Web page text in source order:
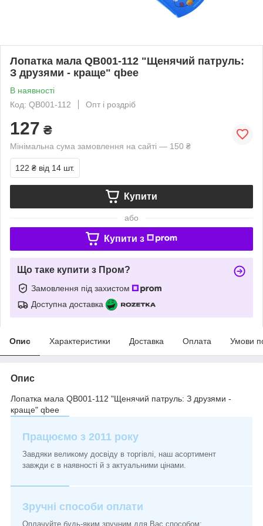
Лопатка мала QB001-112 "Щенячий патруль:
З друзями - краще" qbee
В наявності
Код: QB001-112
Опт і роздріб
127 ₴
Мінімальна сума замовлення на сайті — 150 ₴
122 ₴ від 14 шт.
Купити
або
Купити з
Що таке купити з Пром?
Замовлення під захистом
Доступна доставка
Опис Характеристики Доставка Оплата Умови
Опис
Лопатка мала QB001-112 "Щенячий патруль: З друзями -
краще" qbee
Працюємо з 2011 року
Завдяки великому досвіду в торгівлі, наш асортимент
завжди є в наявності й з актуальними цінами.
Зручні способи оплати
Оплачуйте будь-яким зручним для Вас способом: